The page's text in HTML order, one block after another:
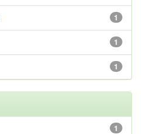
1
1
1
1